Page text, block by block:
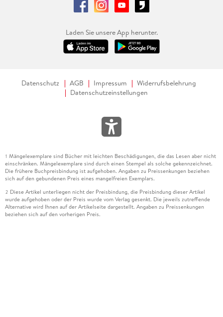
Laden Sie unsere App herunter.
Datenschutz AGB Impressum
Widerrufsbelehrung
Datenschutzeinstellungen
1 Mängelexemplare sind Bücher mit leichten Beschädigungen, die das Lesen aber nicht
einschränken. Mängelexemplare sind durch einen Stempel als solche gekennzeichnet.
Die frühere Buchpreisbindung ist aufgehoben. Angaben zu Preissenkungen beziehen
sich auf den gebundenen Preis eines mangelfreien Exemplars.
2 Diese Artikel unterliegen nicht der Preisbindung, die Preisbindung dieser Artikel
wurde aufgehoben oder der Preis wurde vom Verlag gesenkt. Die jeweils zutreffende
Alternative wird Ihnen auf der Artikelseite dargestellt. Angaben zu Preissenkungen
beziehen sich auf den vorherigen Preis.